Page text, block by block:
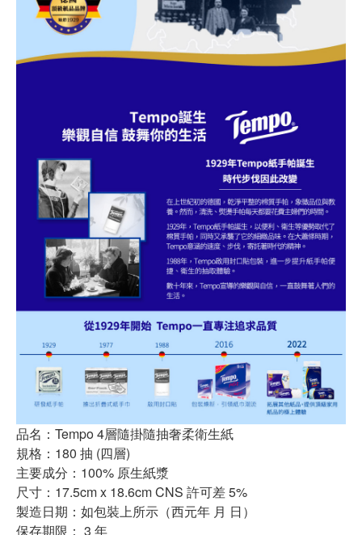
品名：Tempo 4層隨掛隨抽奢柔衛生紙
規格：180 抽 (四層)
主要成分：100% 原生紙漿
尺寸：17.5cm x 18.6cm CNS 許可差 5%
製造日期：如包裝上所示（西元年 月 日）
保存期限： 3 年